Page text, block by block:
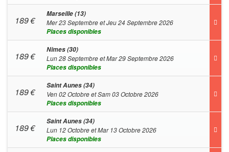
189€
Marseille (13)
Mer 23 Septembre et Jeu 24 Septembre 2026
Places disponibles
189€
Nimes (30)
Lun 28 Septembre et Mar 29 Septembre 2026
Places disponibles
189€
Saint Aunes (34)
Ven 02 Octobre et Sam 03 Octobre 2026
Places disponibles
189€
Saint Aunes (34)
Lun 12 Octobre et Mar 13 Octobre 2026
Places disponibles